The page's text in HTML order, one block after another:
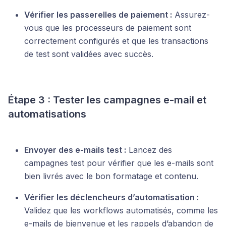
Vérifier les passerelles de paiement : Assurez-
vous que les processeurs de paiement sont
correctement configurés et que les transactions
de test sont validées avec succès.
Étape 3 : Tester les campagnes e-mail et
automatisations
Envoyer des e-mails test : Lancez des
campagnes test pour vérifier que les e-mails sont
bien livrés avec le bon formatage et contenu.
Vérifier les déclencheurs d’automatisation :
Validez que les workflows automatisés, comme les
e-mails de bienvenue et les rappels d’abandon de